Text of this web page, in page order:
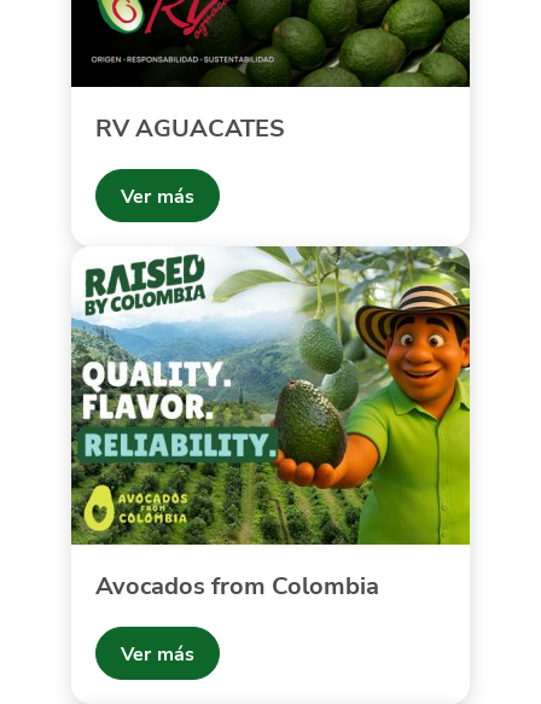
RV AGUACATES
Ver más
Avocados from Colombia
Ver más